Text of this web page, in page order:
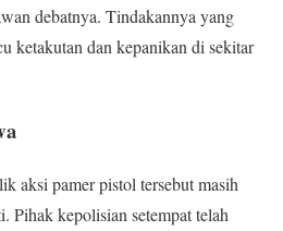
debatnya. Tindakannya yang
ketakutan dan kepanikan di sekitar
aksi pamer pistol tersebut masih
Pihak kepolisian setempat telah